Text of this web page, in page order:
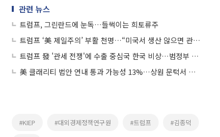
관련 뉴스
트럼프, 그린란드에 눈독…들썩이는 희토류주
트럼프 ‘美 제일주의’ 부활 천명…“미국서 생산 않으면 관세”
트럼프 發 '관세 전쟁'에 수출 중심국 한국 비상…범정부 대응책 마련
美 클래리티 법안 연내 통과 가능성 13%…상원 문턱서 제동
#KIEP #대외경제정책연구원 #트럼프 #김종덕